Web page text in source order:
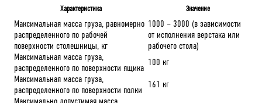
Характеристика Значение
Максимальная масса груза, равномерно
распределенного по рабочей
поверхности столешницы, кг
1000 – 3000 (в зависимости
от исполнения верстака или
рабочего стола)
Максимальная масса груза,
распределенного по поверхности ящика
100 кг
Максимальная масса груза,
распределенного по поверхности полки
161 кг
Максимально допустимая масса